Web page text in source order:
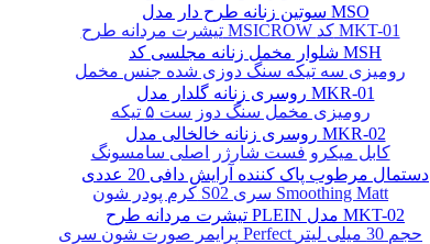
تیشرت مردانه طرح MSICROW کد MKT-01
رومیزی سه تیکه سنگ دوزی شده جنس مخمل
رومیزی مخمل سنگ دوز ست ۵ تیکه
کابل میکرو فست شارژر اصلی سامسونگ
کرم پودر شون S02 سری Smoothing Matt
پرایمر صورت شون سری Perfect حجم 30 میلی لیتر
سوتین زنانه طرح دار مدل MSO
شلوار مخمل زنانه مجلسی کد MSH
روسری زنانه گلدار مدل MKR-01
روسری زنانه خالخالی مدل MKR-02
دستمال مرطوب پاک کننده آرایش دافی 20 عددی
تیشرت مردانه طرح PLEIN مدل MKT-02